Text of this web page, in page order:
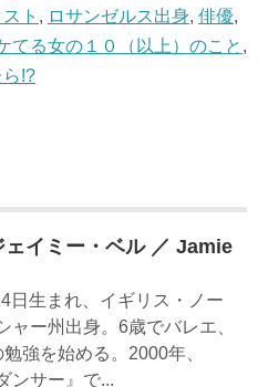
ト , ロサンゼルス出身, 俳優,
てる女の１０（以上）のこと ,
!?
ェイミー・ベル ／ Jamie
日生まれ、イギリス・ノー
ャー州出身。6歳でバレエ、
強を始める。2000年、
ンサー』で...